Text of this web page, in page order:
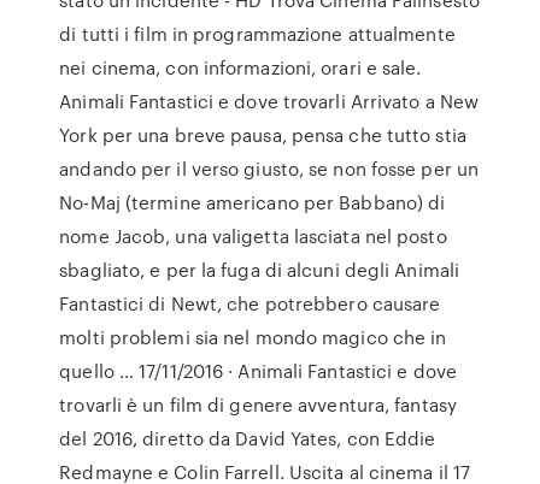
di tutti i film in programmazione attualmente
nei cinema, con informazioni, orari e sale.
Animali Fantastici e dove trovarli Arrivato a New
York per una breve pausa, pensa che tutto stia
andando per il verso giusto, se non fosse per un
No-Maj (termine americano per Babbano) di
nome Jacob, una valigetta lasciata nel posto
sbagliato, e per la fuga di alcuni degli Animali
Fantastici di Newt, che potrebbero causare
molti problemi sia nel mondo magico che in
quello … 17/11/2016 · Animali Fantastici e dove
trovarli è un film di genere avventura, fantasy
del 2016, diretto da David Yates, con Eddie
Redmayne e Colin Farrell. Uscita al cinema il 17